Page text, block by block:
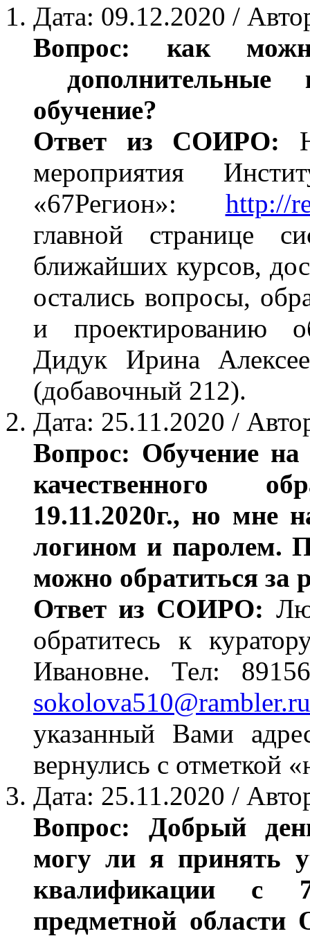
Дата: 09.12.2020 /
Вопрос: как
дополнительные
обучение?
Ответ из СОИРО:
мероприятия
«67Регион»: http://
главной странице
ближайших курсов,
остались вопросы,
и проектированию
Дидук Ирина
(добавочный 212).
Дата: 25.11.2020 /
Вопрос: Обучение на
качественного
19.11.2020г., но мне
логином и паролем.
можно обратиться за
Ответ из СОИРО:
обратитесь к
Ивановне. Тел:
sokolova510@rambler.ru
указанный Вами
вернулись с отметкой
Дата: 25.11.2020 /
Вопрос: Добрый
могу ли я принять
квалификации с
предметной